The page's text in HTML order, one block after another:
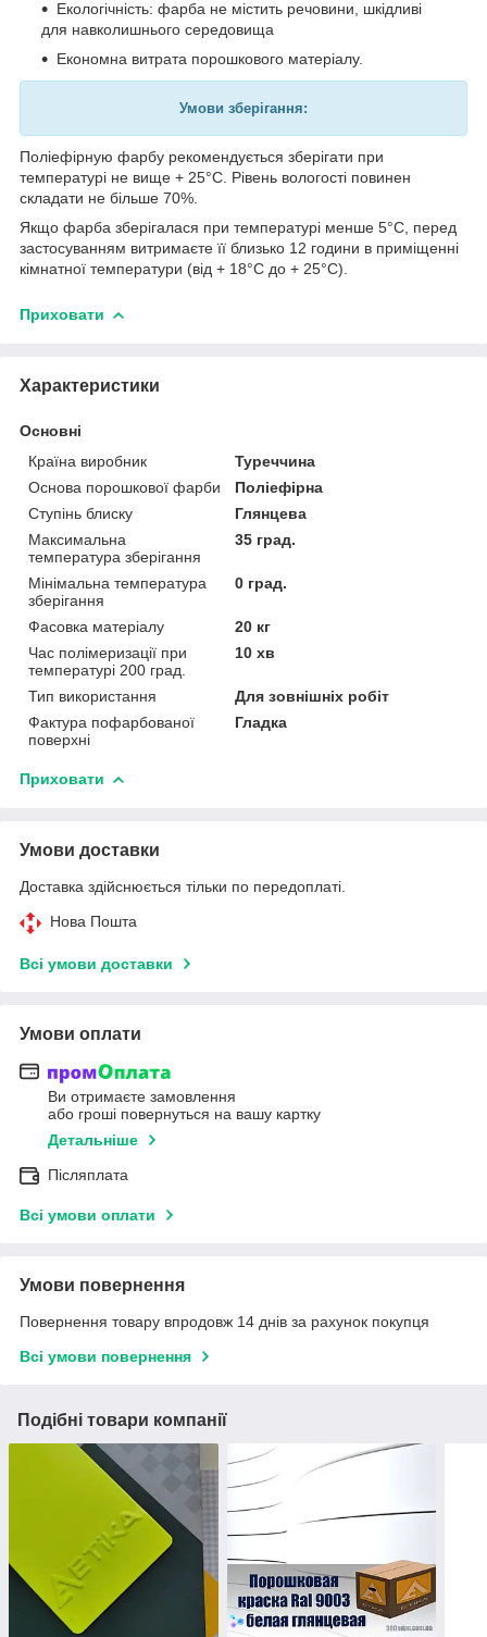
Екологічність: фарба не містить речовини, шкідливі
для навколишнього середовища
Економна витрата порошкового матеріалу.
Умови зберігання:
Поліефірную фарбу рекомендується зберігати при
температурі не вище + 25°C. Рівень вологості повинен
складати не більше 70%.
Якщо фарба зберігалася при температурі менше 5°C, перед
застосуванням витримаєте її близько 12 години в приміщенні
кімнатної температури (від + 18°C до + 25°C).
Приховати
Характеристики
Основні
Країна виробник
Туреччина
Основа порошкової фарби
Поліефірна
Ступінь блиску
Глянцева
Максимальна
температура зберігання
35 град.
Мінімальна температура
зберігання
0 град.
Фасовка матеріалу
20 кг
Час полімеризації при
температурі 200 град.
10 хв
Тип використання
Для зовнішніх робіт
Фактура пофарбованої
поверхні
Гладка
Приховати
Умови доставки
Доставка здійснюється тільки по передоплаті.
Нова Пошта
Всі умови доставки
Умови оплати
Ви отримаєте замовлення
або гроші повернуться на вашу картку
Детальніше
Післяплата
Всі умови оплати
Умови повернення
Повернення товару впродовж 14 днів за рахунок покупця
Всі умови повернення
Подібні товари компанії